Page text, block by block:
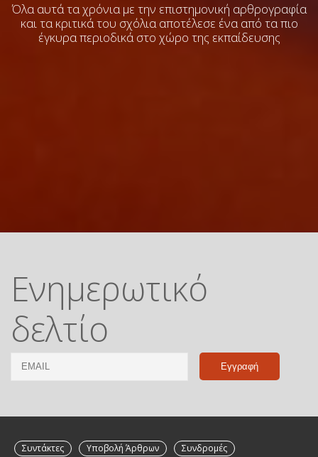
Όλα αυτά τα χρόνια με την επιστημονική αρθρογραφία
και τα κριτικά του σχόλιααποτέλεσε ένα από τα πιο
έγκυρα περιοδικά στο χώρο της εκπαίδευσης
Ενημερωτικό
δελτίο
Email
Συντάκτες Υποβολή Άρθρων Συνδρομές